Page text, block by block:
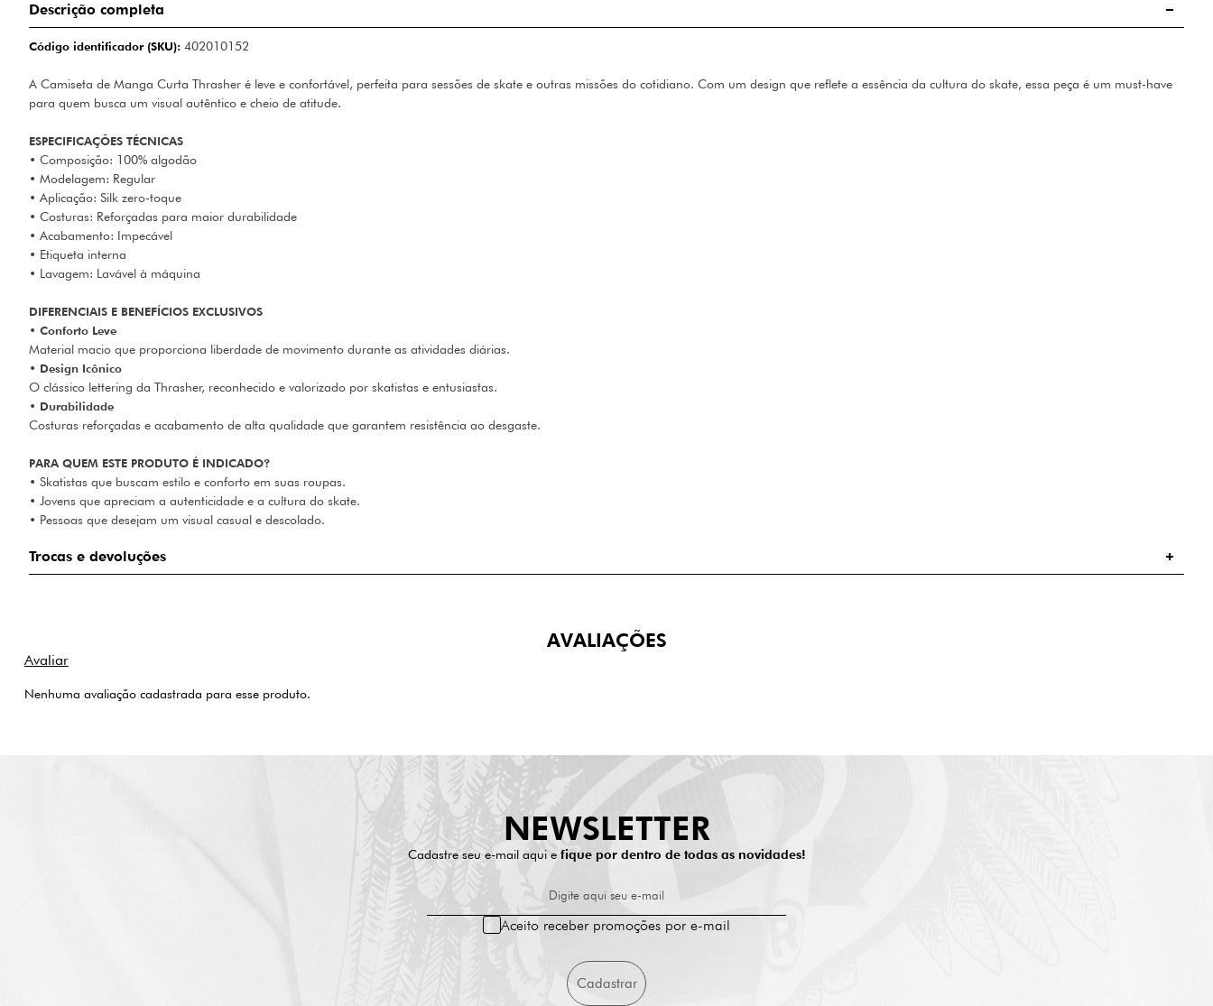
Descrição completa
Código identificador (SKU): 402010152
A Camiseta de Manga Curta Thrasher é leve e confortável, perfeita para sessões de skate e outras missões do cotidiano. Com um design que reflete a essência da cultura do skate, essa peça é um must-have
para quem busca um visual autêntico e cheio de atitude.
ESPECIFICAÇÕES TÉCNICAS
• Composição: 100% algodão
• Modelagem: Regular
• Aplicação: Silk zero-toque
• Costuras: Reforçadas para maior durabilidade
• Acabamento: Impecável
• Etiqueta interna
• Lavagem: Lavável à máquina
DIFERENCIAIS E BENEFÍCIOS EXCLUSIVOS
• Conforto Leve
Material macio que proporciona liberdade de movimento durante as atividades diárias.
• Design Icônico
O clássico lettering da Thrasher, reconhecido e valorizado por skatistas e entusiastas.
• Durabilidade
Costuras reforçadas e acabamento de alta qualidade que garantem resistência ao desgaste.
PARA QUEM ESTE PRODUTO É INDICADO?
• Skatistas que buscam estilo e conforto em suas roupas.
• Jovens que apreciam a autenticidade e a cultura do skate.
• Pessoas que desejam um visual casual e descolado.
Trocas e devoluções
AVALIAÇÕES
Nenhuma avaliação cadastrada para esse produto.
NEWSLETTER
Cadastre seu e-mail aqui e fique por dentro de todas as novidades!
Digite aqui seu e-mail
Cadastrar
Aceito receber promoções por e-mail